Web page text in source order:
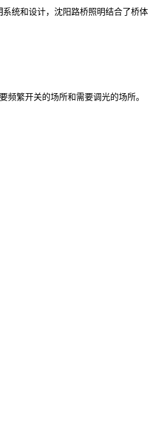
系统和设计，沈阳路桥照明结合了桥体
繁开关的场所和需要调光的场所。